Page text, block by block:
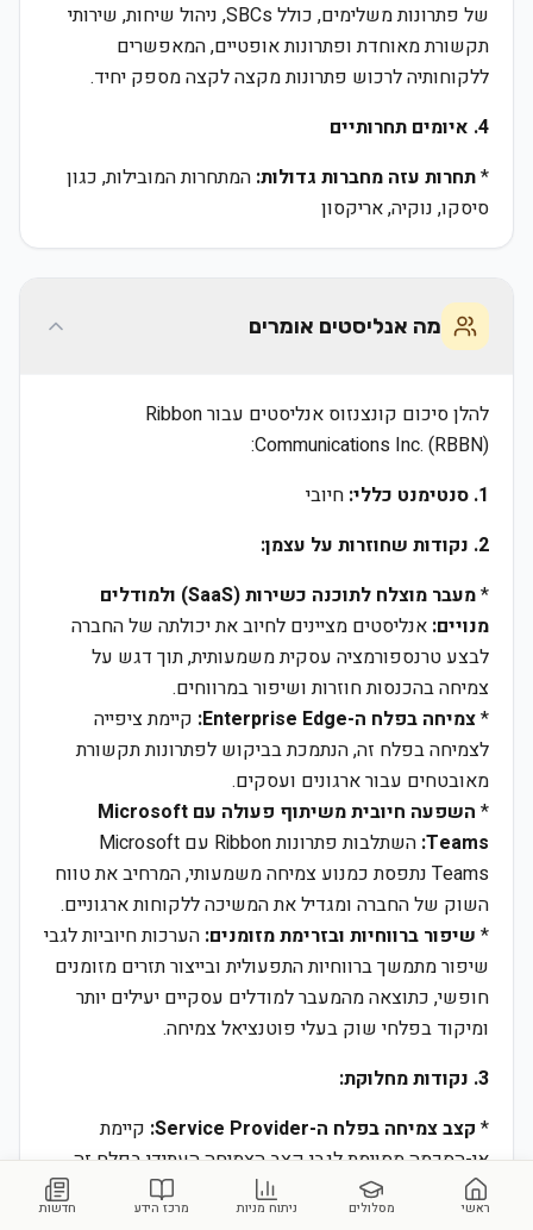
של פתרונות משלימים, כולל SBCs, ניהול שיחות, שירותי
תקשורת מאוחדת ופתרונות אופטיים, המאפשרים
ללקוחותיה לרכוש פתרונות מקצה לקצה מספק יחיד.
4. איומים תחרותיים
*תחרות עזה מחברות גדולות: המתחרות המובילות, כגון
סיסקו, נוקיה, אריקסון
מה אנליסטים אומרים
להלן סיכום קונצנזוס אנליסטים עבור Ribbon
Communications Inc. (RBBN):
1. סנטימנט כללי:
חיובי
2. נקודות שחוזרות על עצמן:
*
מעבר מוצלח לתוכנה כשירות (SaaS) ולמודלים
מנויים: אנליסטים מציינים לחיוב את יכולתה של החברה
לבצע טרנספורמציה עסקית משמעותית, תוך דגש על
צמיחה בהכנסות חוזרות ושיפור במרווחים.
*צמיחה בפלח ה-Enterprise Edge:
קיימת ציפייה
לצמיחה בפלח זה, הנתמכת בביקוש לפתרונות תקשורת
מאובטחים עבור ארגונים ועסקים.
*
השפעה חיובית משיתוף פעולה עם Microsoft
Teams:
השתלבות פתרונות Ribbon עם Microsoft
Teams נתפסת כמנוע צמיחה משמעותי, המרחיב את טווח
השוק של החברה ומגדיל את המשיכה ללקוחות ארגוניים.
* שיפור ברווחיות ובזרימת מזומנים: הערכות חיוביות לגבי
שיפור מתמשך ברווחיות התפעולית ובייצור תזרים מזומנים
חופשי, כתוצאה מהמעבר למודלים עסקיים יעילים יותר
ומיקוד בפלחי שוק בעלי פוטנציאל צמיחה.
3. נקודות מחלוקת:
* קצב צמיחה בפלח ה-Service Provider:
קיימת
אי-הסכמה מסוימת לגבי קצב הצמיחה העתידי בפלח זה.
בעוד שחלק מהאנליסטים רואים פוטנציאל לשיפור, אחרים
מביעים חשש מהאטה אפשרית או תחרות גוברת, אשר
ראשי מסלולים ניתוח מניות מרכז הידע חדשות